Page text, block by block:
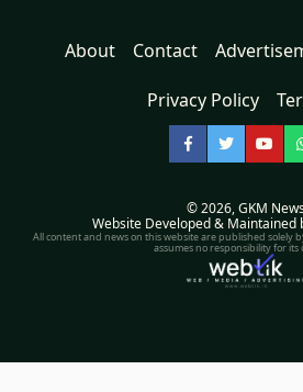
About Contact
Privacy Policy
Facebook
Twitter
© 2026,GKM
Website Developed & Maintained
All content and news on this website are published solely
assumes no responsibility for its